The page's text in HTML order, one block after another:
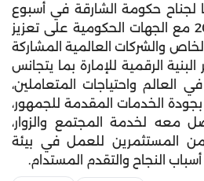
لجناح حكومة الشارقة في أسبوع
جيتكس للتقنية 2022 مع الجهات الحكومية على تعزيز
والشركات العالمية المشاركة
الرقمية للإمارة بما يتجانس
العالم واحتياجات المتعاملين،
بجودة الخدمات المقدمة للجمهور،
معه لخدمة المجتمع والزوار،
المستثمرين للعمل في بيئة
النجاح والتقدم المستدام.